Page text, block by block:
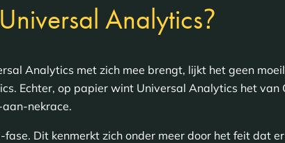
Analytics?
Analytics met zich mee brengt, lijkt het geen
Echter, op papier wint Universal Analytics het van
nekrace.
Dit kenmerkt zich onder meer door het feit dat